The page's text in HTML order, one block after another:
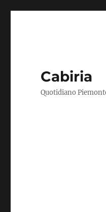
Cabiria
Quotidiano